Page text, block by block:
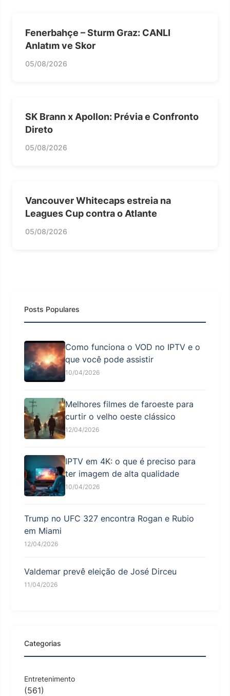
Fenerbahçe – Sturm Graz: CANLI
Anlatım ve Skor
05/08/2026
SK Brann x Apollon: Prévia e Confronto
Direto
05/08/2026
Vancouver Whitecaps estreia na
Leagues Cup contra o Atlante
05/08/2026
Posts Populares
Como funciona o VOD no IPTV e o
que você pode assistir
10/04/2026
Melhores filmes de faroeste para
curtir o velho oeste clássico
12/04/2026
IPTV em 4K: o que é preciso para
ter imagem de alta qualidade
10/04/2026
Trump no UFC 327 encontra Rogan e Rubio
em Miami
12/04/2026
Valdemar prevê eleição de José Dirceu
11/04/2026
Categorias
Entretenimento
(561)